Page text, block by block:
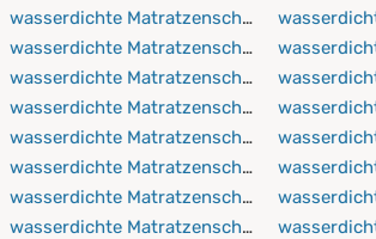
wasserdichte Matratzenschoner 100x220
wasserdichte Matratzenschoner 110x190
wasserdichte Matratzenschoner 110x200
wasserdichte Matratzenschoner 110x210
wasserdichte Matratzenschoner 110x220
wasserdichte Matratzenschoner 120x190
wasserdichte Matratzenschoner 120x200
wasserdichte Matratzenschoner 120x210